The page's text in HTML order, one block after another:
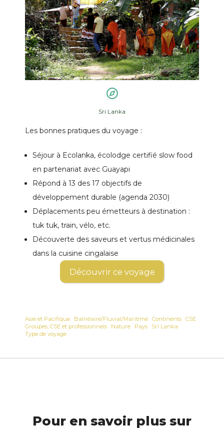
Sri Lanka
Les bonnes pratiques du voyage :
Séjour à Ecolanka, écolodge certifié slow food
en partenariat avec Guayapi
Répond à 13 des 17 objectifs de
développement durable (agenda 2030)
Déplacements peu émetteurs à destination :
tuk tuk, train, vélo, etc.
Découverte des saveurs et vertus médicinales
dans la cuisine cingalaise
Découvrir ce voyage
Asie et Pacifique Balnéaire/Fluvial/Maritime Continents CSE
Groupes, CSE et professionnels
Nature Pays
Sri Lanka
Type de voyage
Pour en savoir plus sur